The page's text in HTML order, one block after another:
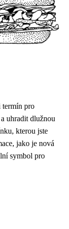
termín pro
uhradit dlužnou
kterou jste
jako je nová
symbol pro